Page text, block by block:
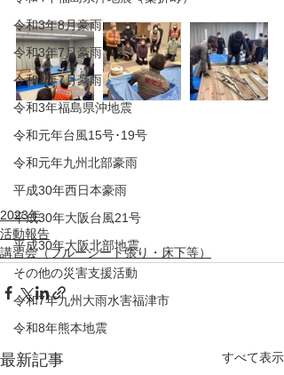
令和3年8月豪雨
令和3年7月豪雨
令和2年7月豪雨
令和3年福島県沖地震
令和元年台風15号･19号
令和元年九州北部豪雨
平成30年西日本豪雨
平成30年大阪台風21号
平成30年大阪北部地震
その他の災害支援活動
令和7年九州大雨水害福津市
令和8年熊本地震
2023年
活動報告
講習会（ブルーシート張り・床下等）
最新記事 すべて表示